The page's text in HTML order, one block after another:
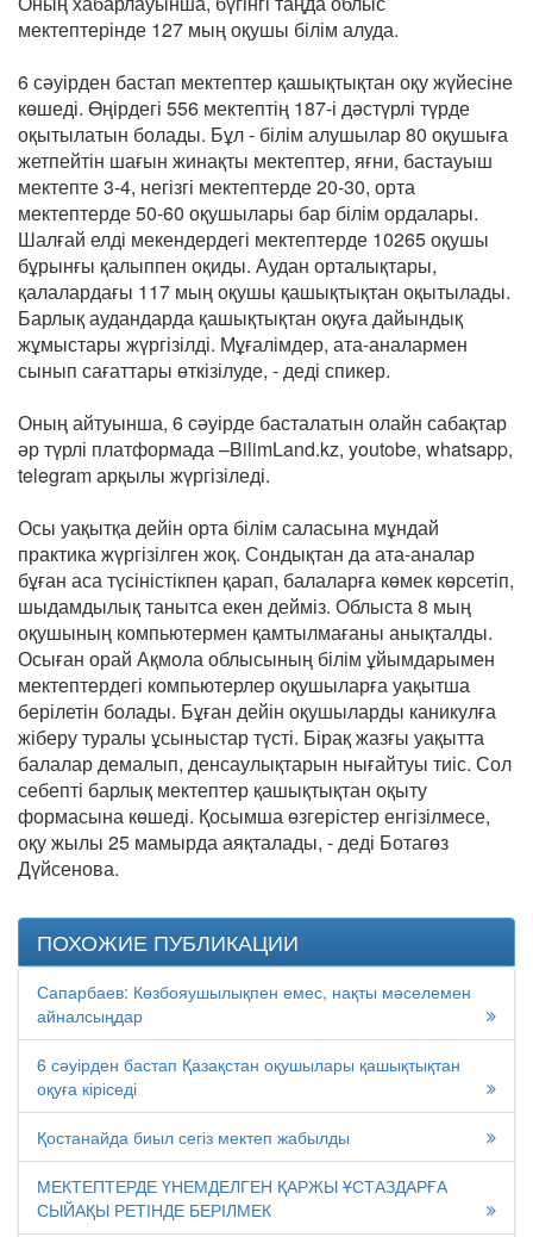
мектептерінде 127 мың оқушы білім алуда.
6 сәуірден бастап мектептер қашықтықтан оқу жүйесіне
көшеді. Өңірдегі 556 мектептің 187-і дәстүрлі түрде
оқытылатын болады. Бұл - білім алушылар 80 оқушыға
жетпейтін шағын жинақты мектептер, яғни, бастауыш
мектепте 3-4, негізгі мектептерде 20-30, орта
мектептерде 50-60 оқушылары бар білім ордалары.
Шалғай елді мекендердегі мектептерде 10265 оқушы
бұрынғы қалыппен оқиды. Аудан орталықтары,
қалалардағы 117 мың оқушы қашықтықтан оқытылады.
Барлық аудандарда қашықтықтан оқуға дайындық
жұмыстары жүргізілді. Мұғалімдер, ата-аналармен
сынып сағаттары өткізілуде, - деді спикер.
Оның айтуынша, 6 сәуірде басталатын олайн сабақтар
әр түрлі платформада –BilimLand.kz, youtobe, whatsapp,
telegram арқылы жүргізіледі.
Осы уақытқа дейін орта білім саласына мұндай
практика жүргізілген жоқ. Сондықтан да ата-аналар
бұған аса түсіністікпен қарап, балаларға көмек көрсетіп,
шыдамдылық танытса екен дейміз. Облыста 8 мың
оқушының компьютермен қамтылмағаны анықталды.
Осыған орай Ақмола облысының білім ұйымдарымен
мектептердегі компьютерлер оқушыларға уақытша
берілетін болады. Бұған дейін оқушыларды каникулға
жіберу туралы ұсыныстар түсті. Бірақ жазғы уақытта
балалар демалып, денсаулықтарын нығайтуы тиіс. Сол
себепті барлық мектептер қашықтықтан оқыту
формасына көшеді. Қосымша өзгерістер енгізілмесе,
оқу жылы 25 мамырда аяқталады, - деді Ботагөз
Дүйсенова.
ПОХОЖИЕ ПУБЛИКАЦИИ
Сапарбаев: Көзбояушылықпен емес, нақты мәселемен
айналсыңдар
6 сәуірден бастап Қазақстан оқушылары қашықтықтан
оқуға кіріседі
Қостанайда биыл сегіз мектеп жабылды
МЕКТЕПТЕРДЕ ҮНЕМДЕЛГЕН ҚАРЖЫ ҰСТАЗДАРҒА
СЫЙАҚЫ РЕТІНДЕ БЕРІЛМЕК